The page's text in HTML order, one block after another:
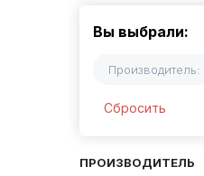
Вы выбрали:
Производитель:
Сбросить
ПРОИЗВОДИТЕЛЬ